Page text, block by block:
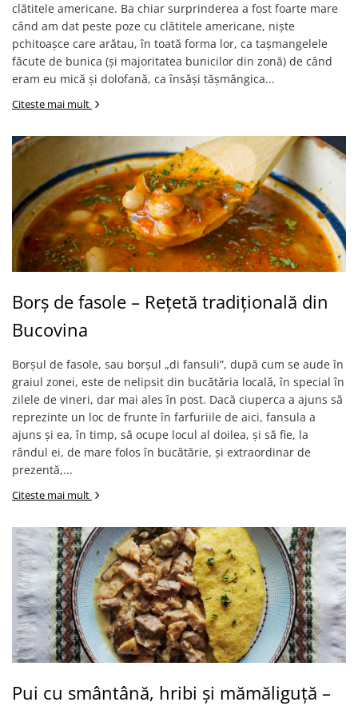
clătitele americane. Ba chiar surprinderea a fost foarte mare
când am dat peste poze cu clătitele americane, niște
pchitoașce care arătau, în toată forma lor, ca tașmangelele
făcute de bunica (și majoritatea bunicilor din zonă) de când
eram eu mică și dolofană, ca însăși tășmăngica...
Citeste mai mult
Borș de fasole – Rețetă tradițională din
Bucovina
Borșul de fasole, sau borșul „di fansuli”, după cum se aude în
graiul zonei, este de nelipsit din bucătăria locală, în special în
zilele de vineri, dar mai ales în post. Dacă ciuperca a ajuns să
reprezinte un loc de frunte în farfuriile de aici, fansula a
ajuns și ea, în timp, să ocupe locul al doilea, și să fie, la
rândul ei, de mare folos în bucătărie, și extraordinar de
prezentă,...
Citeste mai mult
Pui cu smântână, hribi și mămăliguță –